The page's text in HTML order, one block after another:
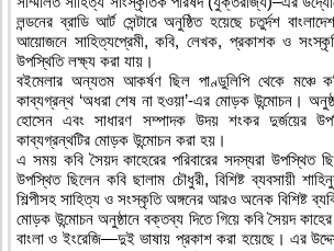
লন্ডনের ব্রাডি আর্ট সেন্টারে অনুষ্ঠিত হয়েছে চতুর্দশ
আয়োজনে সাহিত্যপ্রেমী, কবি, লেখক, প্রকাশক ও
উপস্থিতি লক্ষ্য করা যায়।
বইমেলার অন্যতম আকর্ষণ ছিল পাণ্ডুলিপি থেকে মঞ্চে
কাব্যগ্রন্থ ‘অধরা শেষ না হওয়া’-এর মোড়ক উন্মোচন।
হোসেন এবং সাধারণ সম্পাদক উদয় শংকর দুর্জয়ের
কাব্যগ্রন্থটির মোড়ক উন্মোচন করা হয়।
এ সময় কবি সৈয়দ কাহেরের পরিবারের সদস্যরা উপস্থিত
উপস্থিত ছিলেন কবি ছালাম চৌধুরী, বিশিষ্ট ব্যবসায়ী
শিল্পীসহ সাহিত্য ও সংস্কৃতি অঙ্গনের আরও অনেক বিশিষ্ট
মোড়ক উন্মোচন অনুষ্ঠানে বক্তব্য দিতে গিয়ে কবি সৈয়দ
বাংলা ও ইংরেজি—দুই ভাষায় প্রকাশ করা হয়েছে। এর